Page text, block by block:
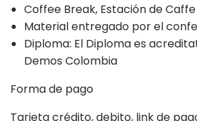
Coffee Break, Estación de
Material entregado por el
Diploma: El Diploma es
Demos Colombia
Forma de pago
Tarjeta crédito, debito, link de